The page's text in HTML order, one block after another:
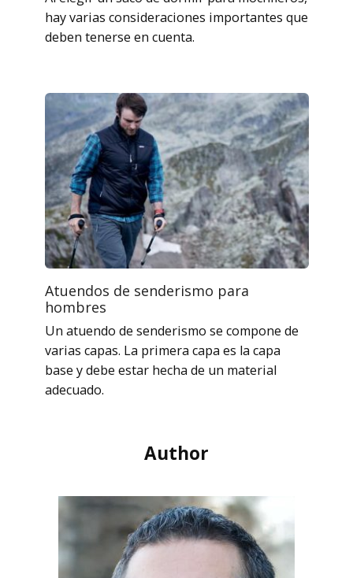
hay varias consideraciones importantes que
deben tenerse en cuenta.
Atuendos de senderismo para
hombres
Un atuendo de senderismo se compone de
varias capas. La primera capa es la capa
base y debe estar hecha de un material
adecuado.
Author